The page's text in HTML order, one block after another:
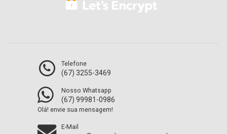
Telefone
(67) 3255-3469
Nosso Whatsapp
(67) 99981-0986
Olá! envie sua mensagem!
E-Mail